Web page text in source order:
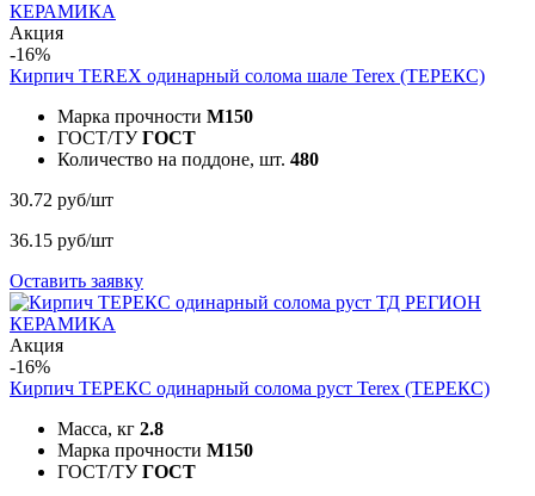
Акция
-16%
Кирпич TEREX одинарный солома шале Terex (ТЕРЕКС)
Марка прочности M150
ГОСТ/ТУ ГОСТ
Количество на поддоне, шт. 480
30.72 руб/шт
36.15 руб/шт
Оставить заявку
Акция
-16%
Кирпич ТЕРЕКС одинарный солома руст Terex (ТЕРЕКС)
Масса, кг 2.8
Марка прочности M150
ГОСТ/ТУ ГОСТ